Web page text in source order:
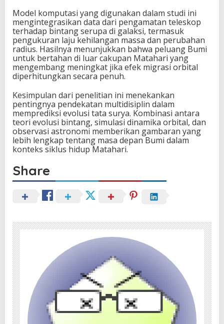
Model komputasi yang digunakan dalam studi ini
mengintegrasikan data dari pengamatan teleskop
terhadap bintang serupa di galaksi, termasuk
pengukuran laju kehilangan massa dan perubahan
radius. Hasilnya menunjukkan bahwa peluang Bumi
untuk bertahan di luar cakupan Matahari yang
mengembang meningkat jika efek migrasi orbital
diperhitungkan secara penuh.
Kesimpulan dari penelitian ini menekankan
pentingnya pendekatan multidisiplin dalam
memprediksi evolusi tata surya. Kombinasi antara
teori evolusi bintang, simulasi dinamika orbital, dan
observasi astronomi memberikan gambaran yang
lebih lengkap tentang masa depan Bumi dalam
konteks siklus hidup Matahari.
Share